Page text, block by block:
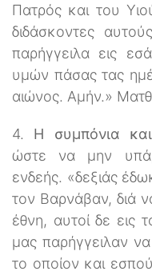
Πατρός και του
διδάσκοντες
παρήγγειλα εις
υμών πάσας τας
αιώνος. Αμήν.»
4. Η συμπόνια
ώστε να μην
ενδεής. «δεξιάς
τον Βαρνάβαν, διά
έθνη, αυτοί δε εις
μας παρήγγειλαν
το οποίον και